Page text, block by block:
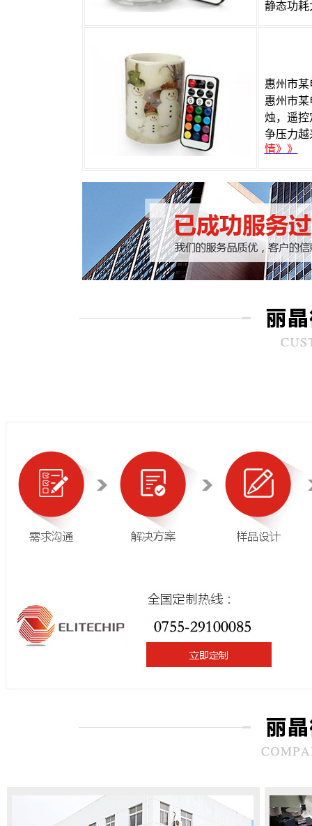
静态功耗
惠州市
惠州市
烛，遥控
争压力越
情》》